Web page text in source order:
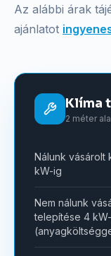
Az alábbi árak
ajánlatot
Klíma
2 méter
Nálunk vásárolt
kW-ig
Nem nálunk
telepítése 4